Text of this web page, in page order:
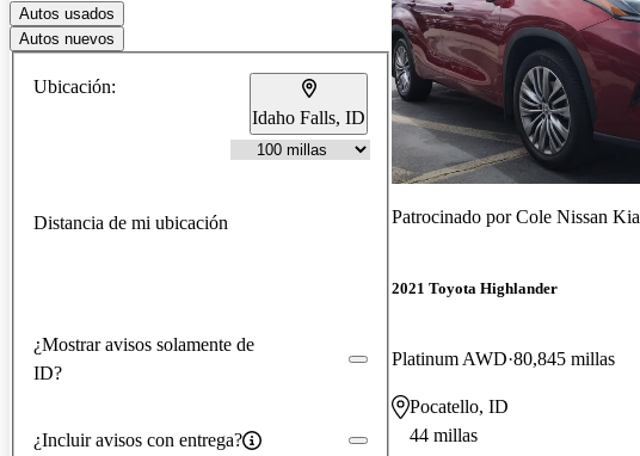
Autos usados
Autos nuevos
Ubicación:
Idaho Falls, ID
Distancia de mi ubicación
¿Mostrar avisos solamente de
ID?
¿Incluir avisos con entrega?
Patrocinado porCole Nissan Kia
2021 Toyota Highlander
Platinum AWD 80,845 millas
Pocatello, ID
44 millas